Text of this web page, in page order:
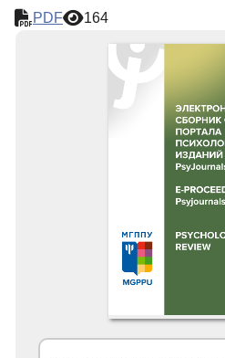
PDF
164